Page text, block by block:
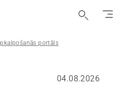
portāls
04.08.2026